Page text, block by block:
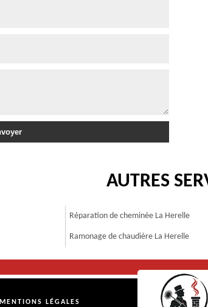
AUTRES
Réparation de cheminée La Herelle
Ramonage de chaudière La Herelle
MENTIONS LÉGALES